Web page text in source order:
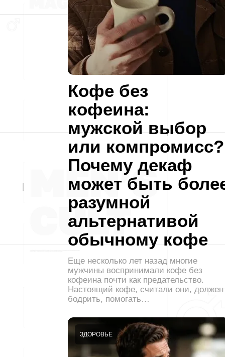
Кофе без
кофеина:
мужской выбор
или компромисс?
Почему декаф
может быть
разумной
альтернативой
обычному кофе
Еще несколько лет назад многие
мужчины воспринимали кофе без
кофеина почти как предательство.
Настоящий кофе, считали они, должен
бодрить, помогать…
ЗДОРОВЬЕ